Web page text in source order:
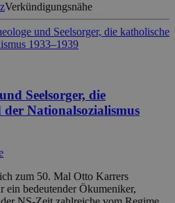
Verkündigungsnähe
Seelsorger, die
Nationalsozialismus
zum 50. Mal Otto Karrers
ein bedeutender Ökumeniker,